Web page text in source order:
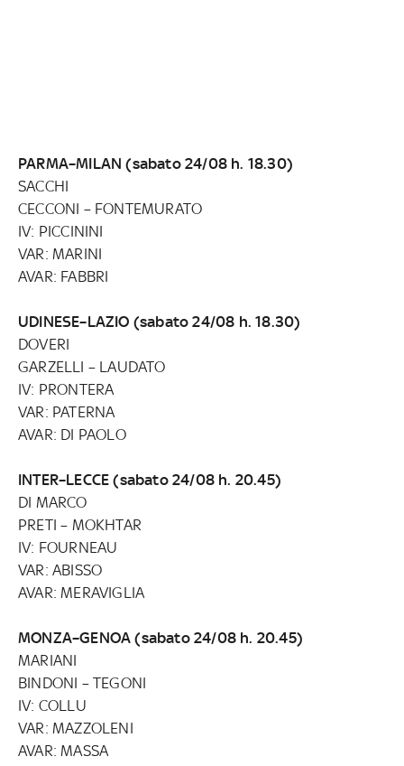
PARMA–MILAN (sabato 24/08 h. 18.30)
SACCHI
CECCONI – FONTEMURATO
IV: PICCININI
VAR: MARINI
AVAR: FABBRI
UDINESE–LAZIO (sabato 24/08 h. 18.30)
DOVERI
GARZELLI – LAUDATO
IV: PRONTERA
VAR: PATERNA
AVAR: DI PAOLO
INTER–LECCE (sabato 24/08 h. 20.45)
DI MARCO
PRETI – MOKHTAR
IV: FOURNEAU
VAR: ABISSO
AVAR: MERAVIGLIA
MONZA–GENOA (sabato 24/08 h. 20.45)
MARIANI
BINDONI – TEGONI
IV: COLLU
VAR: MAZZOLENI
AVAR: MASSA